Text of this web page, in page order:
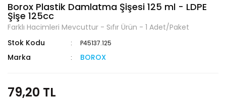
Borox Plastik Damlatma Şişesi 125 ml - LDPE
Şişe 125cc
Farklı Hacimleri Mevcuttur - Sıfır Ürün - 1 Adet/Paket
Stok Kodu
P45137.125
Marka BOROX
79,20 TL